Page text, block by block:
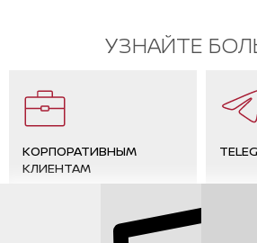
УЗНАЙТЕ
КОРПОРАТИВНЫМ
КЛИЕНТАМ